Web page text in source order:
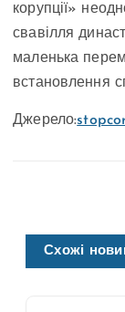
корупції»
свавілля
маленька
встановлення
Джерело:
Схожі